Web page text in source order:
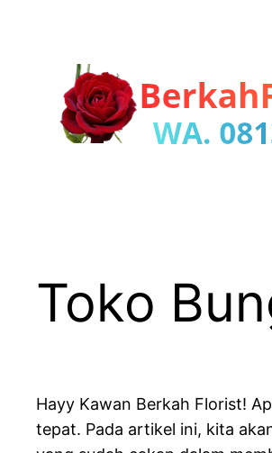
Toko
Hayy Kawan Berkah Florist!
tepat. Pada artikel ini, kita